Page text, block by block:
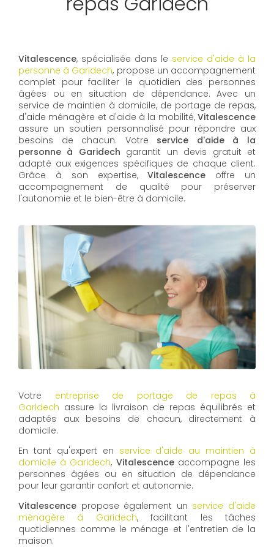
Vitalescence, spécialisée dans le service d'aide à la
personne à Garidech, propose un accompagnement
complet pour faciliter le quotidien des personnes
âgées ou en situation de dépendance. Avec un
service de maintien à domicile, de portage de repas,
d'aide ménagère et d'aide à la mobilité, Vitalescence
assure un soutien personnalisé pour répondre aux
besoins de chacun. Votre service d'aide à la
personne à Garidech garantit un devis gratuit et
adapté aux exigences spécifiques de chaque client.
Grâce à son expertise,Vitalescence offre un
accompagnement de qualité pour préserver
l'autonomie et le bien-être à domicile.
Votre entreprise de portage de repas à
Garidech assure la livraison de repas équilibrés et
adaptés aux besoins de chacun, directement à
domicile.
En tant qu'expert en service d'aide au maintien à
domicile à Garidech, Vitalescenceaccompagne les
personnes âgées ou en situation de dépendance
pour leur garantir confort et autonomie.
Vitalescence propose également un service d'aide
ménagère à Garidech, facilitant les tâches
quotidiennes comme le ménage et l'entretien de la
maison.